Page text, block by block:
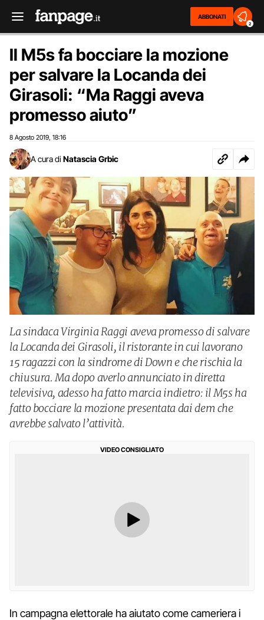
ABBONATI
2
Il M5s fa bocciare la mozione
per salvare la Locanda dei
Girasoli: “Ma Raggi aveva
promesso aiuto”
8 Agosto 2019 18:16
A cura di Natascia Grbic
La sindaca Virginia Raggi aveva promesso di salvare
la Locanda dei Girasoli, il ristorante in cui lavorano
15 ragazzi con la sindrome di Down e che rischia la
chiusura. Ma dopo averlo annunciato in diretta
televisiva, adesso ha fatto marcia indietro: il M5s ha
fatto bocciare la mozione presentata dai dem che
avrebbe salvato l’attività.
VIDEO CONSIGLIATO
In campagna elettorale ha aiutato come cameriera i